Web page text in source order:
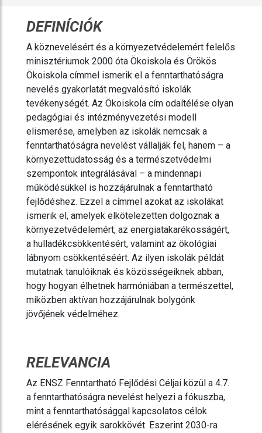
DEFINÍCIÓK
A köznevelésért és a környezetvédelemért felelős
minisztériumok 2000 óta Ökoiskola és Örökös
Ökoiskola címmel ismerik el a fenntarthatóságra
nevelés gyakorlatát megvalósító iskolák
tevékenységét. Az Ökoiskola cím odaítélése olyan
pedagógiai és intézményvezetési modell
elismerése, amelyben az iskolák nemcsak a
fenntarthatóságra nevelést vállalják fel, hanem – a
környezettudatosság és a természetvédelmi
szempontok integrálásával – a mindennapi
működésükkel is hozzájárulnak a fenntartható
fejlődéshez. Ezzel a címmel azokat az iskolákat
ismerik el, amelyek elkötelezetten dolgoznak a
környezetvédelemért, az energiatakarékosságért,
a hulladékcsökkentésért, valamint az ökológiai
lábnyom csökkentéséért. Az ilyen iskolák példát
mutatnak tanulóiknak és közösségeiknek abban,
hogy hogyan élhetnek harmóniában a természettel,
miközben aktívan hozzájárulnak bolygónk
jövőjének védelméhez.
RELEVANCIA
Az ENSZ Fenntartható Fejlődési Céljai közül a 4.7.
a fenntarthatóságra nevelést helyezi a fókuszba,
mint a fenntarthatósággal kapcsolatos célok
elérésének egyik sarokkövét. Eszerint 2030-ra